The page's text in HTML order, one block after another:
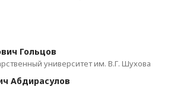
Гольцов
университет им. В.Г. Шухова
Абдирасулов